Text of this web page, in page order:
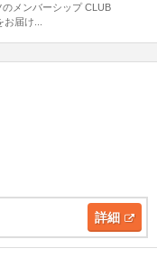
メンバーシップ CLUB
届け...
詳細